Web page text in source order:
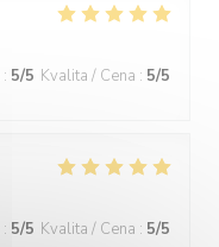
: 5/5 Kvalita / Cena : 5/5
: 5/5 Kvalita / Cena : 5/5